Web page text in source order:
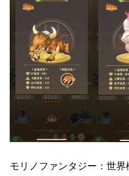
モリノファンタジー：世